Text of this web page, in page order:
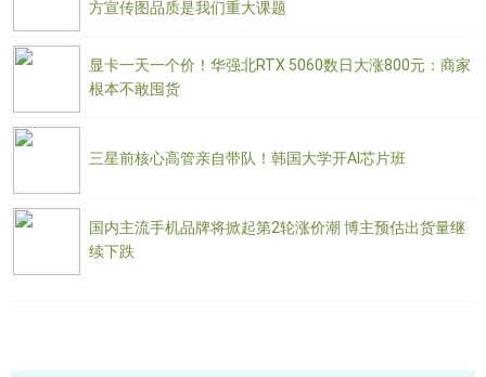
方宣传图品质是我们重大课题
显卡一天一个价！华强北RTX 5060数日大涨800元：商家
根本不敢囤货
三星前核心高管亲自带队！韩国大学开AI芯片班
国内主流手机品牌将掀起第2轮涨价潮 博主预估出货量继
续下跌